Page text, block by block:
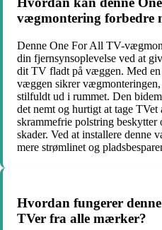
vægmontering forbedre
Denne One For All TV-
din fjernsynsoplevelse ved at
dit TV fladt på væggen. Med en
væggen sikrer
stilfuldt ud i rummet. Den
det nemt og hurtigt at tage
skrammefrie polstring beskytter
skader. Ved at installere denne
mere strømlinet og
Hvordan fungerer
TVer fra alle mærker?